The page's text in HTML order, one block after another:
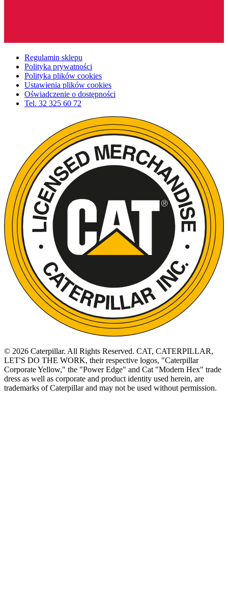
Regulamin sklepu
Polityka prywatności
Polityka plików cookies
Ustawienia plików cookies
Oświadczenie o dostępności
Tel. 32 325 60 72
© 2026 Caterpillar. All Rights Reserved. CAT, CATERPILLAR,
LET'S DO THE WORK, their respective logos, "Caterpillar
Corporate Yellow," the "Power Edge" and Cat "Modern Hex" trade
dress as well as corporate and product identity used herein, are
trademarks of Caterpillar and may not be used without permission.